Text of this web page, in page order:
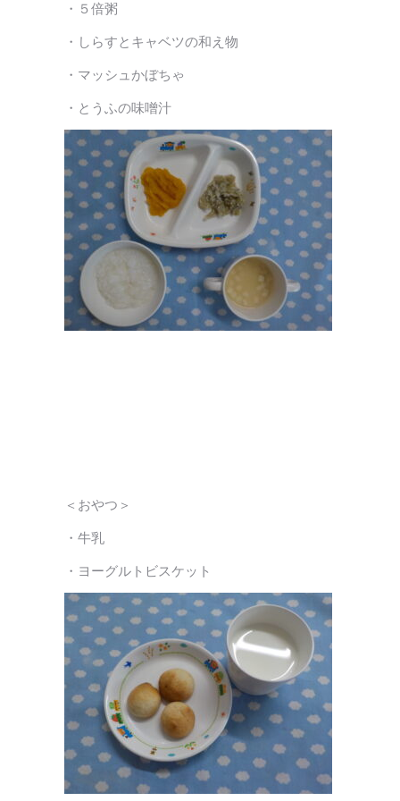
・５倍粥
・しらすとキャベツの和え物
・マッシュかぼちゃ
・とうふの味噌汁
＜おやつ＞
・牛乳
・ヨーグルトビスケット